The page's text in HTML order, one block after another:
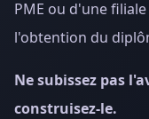
PME ou d'une
l'obtention du
Ne subissez pas
construisez-le.